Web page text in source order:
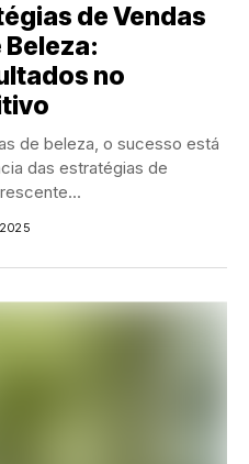
de Vendas
no
de beleza, o sucesso está
das estratégias de